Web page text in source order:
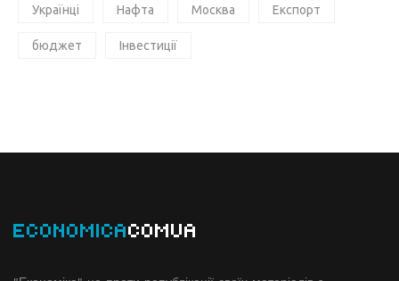
Українці Нафта Москва Експорт
бюджет Інвестиції
ECONOMICACOMUA